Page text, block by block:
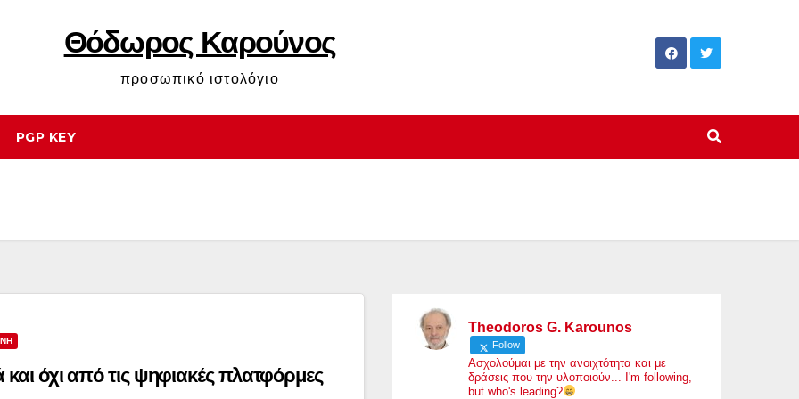
Θόδωρος Καρούνος
προσωπικό ιστολόγιο
PGP KEY
και όχι από τις ψηφιακές πλατφόρμες
Theodoros G. Karounos
Follow
Ασχολούμαι με την ανοιχτότητα και με
δράσεις που την υλοποιούν... I'm following,
but who's leading?